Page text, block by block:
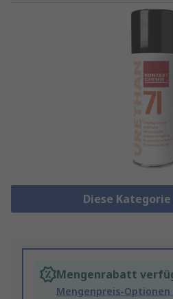
Diese
Mengenrabatt
Mengenpreis-Optionen